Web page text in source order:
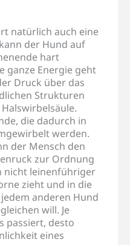
natürlich auch eine
der Hund auf
hart
ganze Energie geht
Druck über das
Strukturen
die dadurch in
werden.
der Mensch den
zur Ordnung
nicht leinenführiger
zieht und in die
anderen Hund
will. Je
passiert, desto
eines